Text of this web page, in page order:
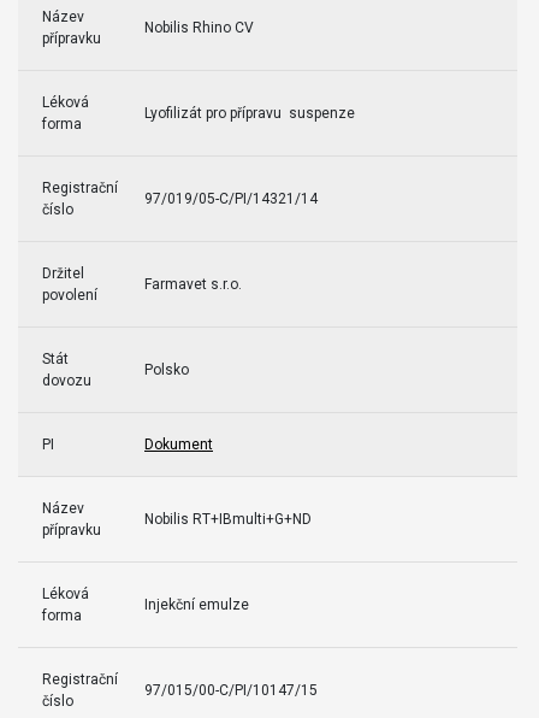
Název
přípravku
Nobilis Rhino CV
Léková
forma
Lyofilizát pro přípravu suspenze
Registrační
číslo
97/019/05-C/PI/14321/14
Držitel
povolení
Farmavet s.r.o.
Stát
dovozu
Polsko
PI Dokument
Název
přípravku
Nobilis RT+IBmulti+G+ND
Léková
forma
Injekční emulze
Registrační
číslo
97/015/00-C/PI/10147/15